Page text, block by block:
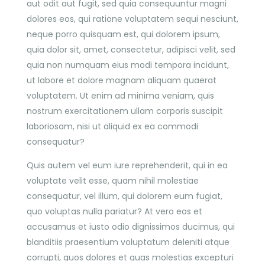
aut odit aut fugit, sed quia consequuntur magni
dolores eos, qui ratione voluptatem sequi nesciunt,
neque porro quisquam est, qui dolorem ipsum,
quia dolor sit, amet, consectetur, adipisci velit, sed
quia non numquam eius modi tempora incidunt,
ut labore et dolore magnam aliquam quaerat
voluptatem. Ut enim ad minima veniam, quis
nostrum exercitationem ullam corporis suscipit
laboriosam, nisi ut aliquid ex ea commodi
consequatur?
Quis autem vel eum iure reprehenderit, qui in ea
voluptate velit esse, quam nihil molestiae
consequatur, vel illum, qui dolorem eum fugiat,
quo voluptas nulla pariatur? At vero eos et
accusamus et iusto odio dignissimos ducimus, qui
blanditiis praesentium voluptatum deleniti atque
corrupti, quos dolores et quas molestias excepturi